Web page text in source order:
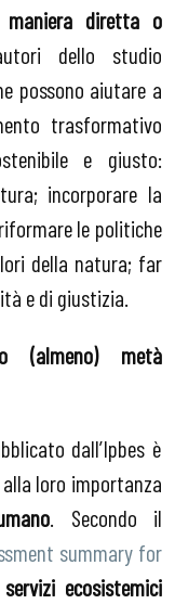
diretta o
dello studio
possono aiutare a
trasformativo
e giusto:
incorporare la
le politiche
della natura; far
e di giustizia.
(almeno) metà
dall’Ipbes è
loro importanza
. Secondo il
summary for
servizi ecosistemici